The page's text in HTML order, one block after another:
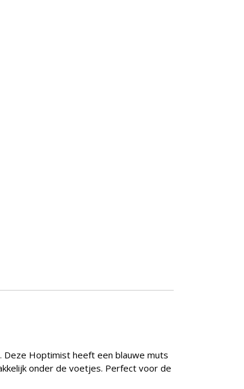
Deze Hoptimist heeft een blauwe muts
onder de voetjes. Perfect voor de